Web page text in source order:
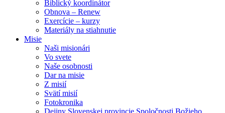
Biblický koordinátor
Obnova – Renew
Exercície – kurzy
Materiály na stiahnutie
Misie
Naši misionári
Vo svete
Naše osobnosti
Dar na misie
Z misií
Svätí misií
Fotokronika
Dejiny Slovenskej provincie Spoločnosti Božieho